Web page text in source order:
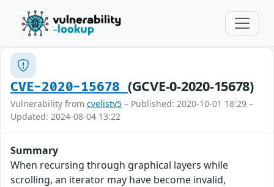
CVE-2020-15678 (GCVE-0-2020-15678)
Vulnerability from cvelistv5 – Published: 2020-10-01 18:29 –
Updated: 2024-08-04 13:22
Summary
When recursing through graphical layers while
scrolling, an iterator may have become invalid,